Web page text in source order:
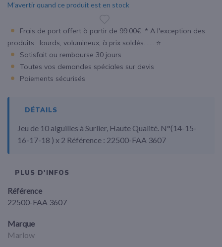
M’avertir quand ce produit est en stock
Frais de port offert à partir de 99.00€. * A l'exception des
produits : lourds, volumineux, à prix soldés....... ⭐
Satisfait ou rembourse 30 jours
Toutes vos demandes spéciales sur devis
Paiements sécurisés
DÉTAILS
Jeu de 10 aiguilles à Surlier, Haute Qualité. N°(14-15-
16-17-18 ) x 2 Référence : 22500-FAA 3607
PLUS D'INFOS
Référence
22500-FAA 3607
Marque
Marlow